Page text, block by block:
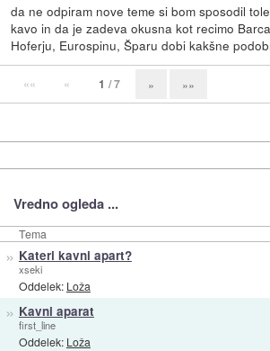
da ne odpiram nove teme si bom sposodil
kavo in da je zadeva okusna kot recimo
Hoferju, Eurospinu, Šparu dobi kakšne
«« « 1 / 7 » »»
Vredno ogleda ...
Tema
» Kateri kavni apart?
xseki
Oddelek: Loža
» Kavni aparat
first_line
Oddelek: Loža